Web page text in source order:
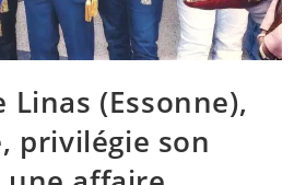
Linas (Essonne),
privilégie son